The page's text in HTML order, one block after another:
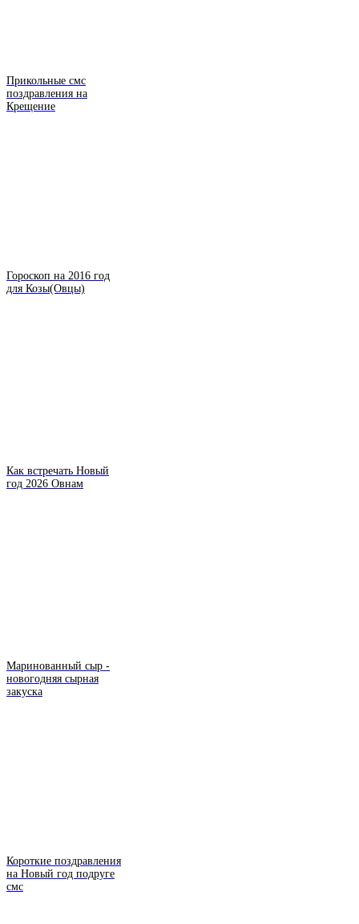
Прикольные смс
поздравления на
Крещение
Гороскоп на 2016 год
для Козы(Овцы)
Как встречать Новый
год 2026 Овнам
Маринованный сыр -
новогодняя сырная
закуска
Короткие поздравления
на Новый год подруге
смс